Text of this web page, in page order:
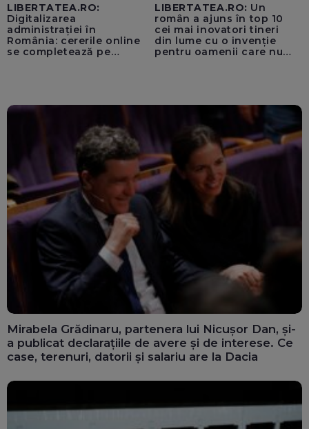
LIBERTATEA.RO:
Digitalizarea
administrației în
România: cererile online
se completează pe
LIBERTATEA.RO: Un
român a ajuns în top 10
cei mai inovatori tineri
din lume cu o invenție
pentru oamenii care nu
Mirabela Grădinaru, partenera lui Nicușor Dan, și-
a publicat declarațiile de avere și de interese. Ce
case, terenuri, datorii și salariu are la Dacia